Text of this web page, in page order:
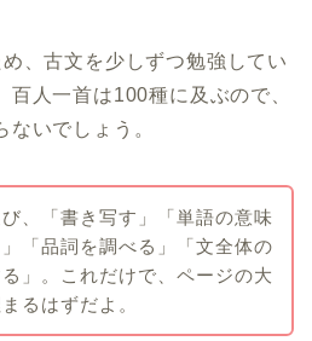
、古文を少しずつ勉強してい
百人一首は100種に及ぶので、
いでしょう。
、「書き写す」「単語の意味
「品詞を調べる」「文全体の
」。これだけで、ページの大
るはずだよ。